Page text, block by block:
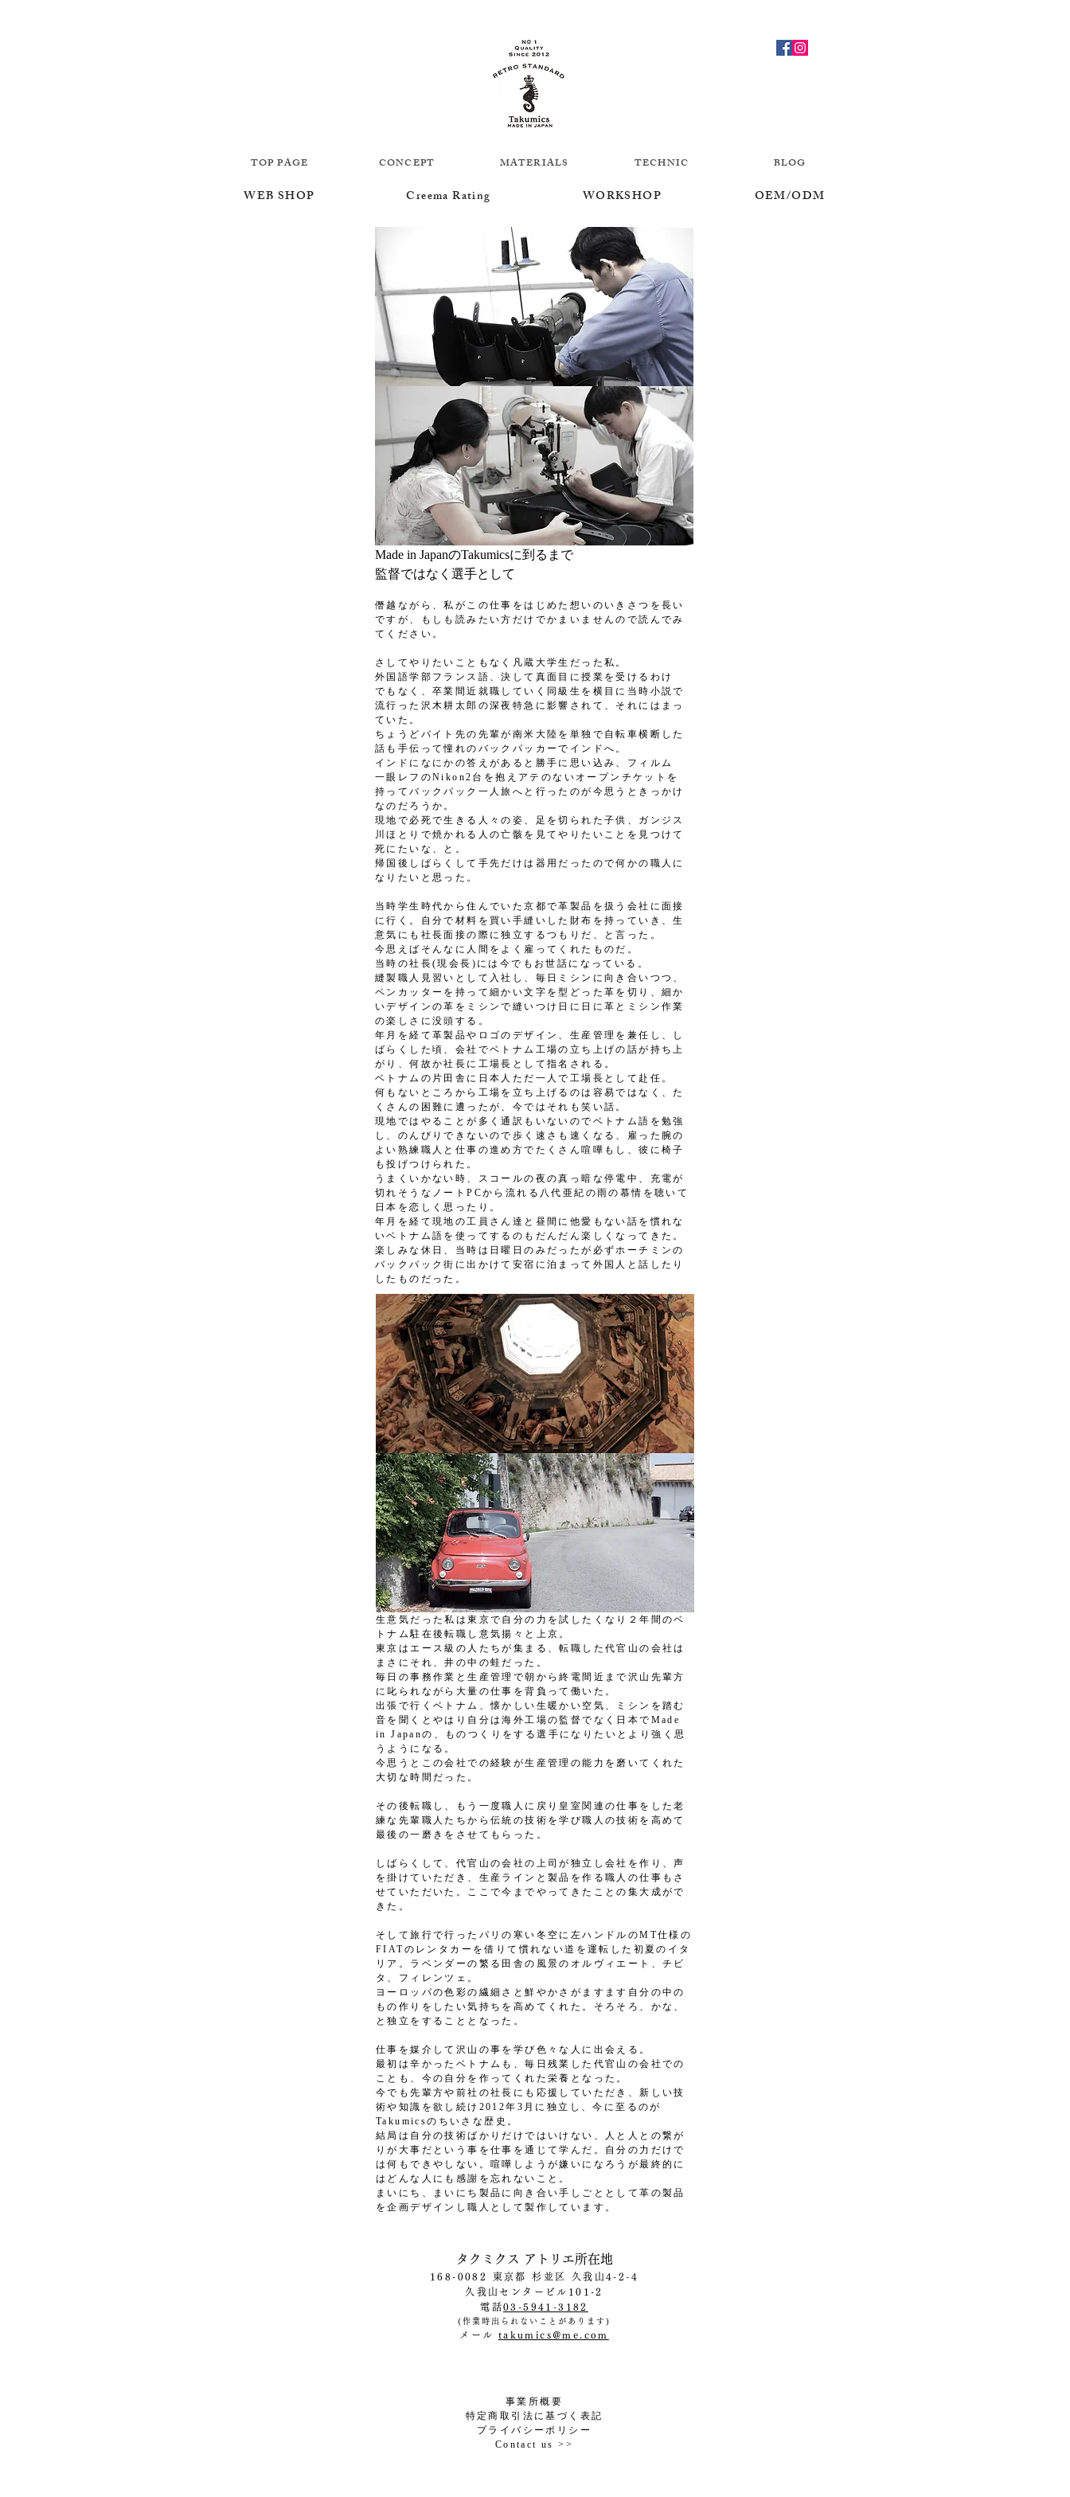
TOP PAGE CONCEPT MATERIALS TECHNIC BLOG
WEB SHOP Creema Rating WORKSHOP OEM/ODM
Made in JapanのTakumicsに到るまで
監督ではなく選手として
僭越ながら、私がこの仕事をはじめた想いのいきさつを長い
ですが、もしも読みたい方だけでかまいませんので読んでみ
てください。
さしてやりたいこともなく凡蔵大学生だった私。
外国語学部フランス語、決して真面目に授業を受けるわけ
でもなく、卒業間近就職していく同級生を横目に当時小説で
流行った沢木耕太郎の深夜特急に影響されて、それにはまっ
ていた。
ちょうどバイト先の先輩が南米大陸を単独で自転車横断した
話も手伝って憧れのバックパッカーでインドへ。
インドになにかの答えがあると勝手に思い込み、フィルム
一眼レフのNikon2台を抱えアテのないオープンチケットを
持ってバックパック一人旅へと行ったのが今思うときっかけ
なのだろうか。
現地で必死で生きる人々の姿、足を切られた子供、ガンジス
川ほとりで焼かれる人の亡骸を見てやりたいことを見つけて
死にたいな、と。
帰国後しばらくして手先だけは器用だったので何かの職人に
なりたいと思った。
当時学生時代から住んでいた京都で革製品を扱う会社に面接
に行く。自分で材料を買い手縫いした財布を持っていき、生
意気にも社長面接の際に独立するつもりだ、と言った。
今思えばそんなに人間をよく雇ってくれたものだ。
当時の社長(現会長)には今でもお世話になっている。
縫製職人見習いとして入社し、毎日ミシンに向き合いつつ、
ペンカッターを持って細かい文字を型どった革を切り、細か
いデザインの革をミシンで縫いつけ日に日に革とミシン作業
の楽しさに没頭する。
年月を経て革製品やロゴのデザイン、生産管理を兼任し、し
ばらくした頃、会社でベトナム工場の立ち上げの話が持ち上
がり、何故か社長に工場長として指名される。
ベトナムの片田舎に日本人ただ一人で工場長として赴任。
何もないところから工場を立ち上げるのは容易ではなく、た
くさんの困難に遭ったが、今ではそれも笑い話。
現地ではやることが多く通訳もいないのでベトナム語を勉強
し、のんびりできないので歩く速さも速くなる、雇った腕の
よい熟練職人と仕事の進め方でたくさん喧嘩もし、彼に椅子
も投げつけられた。
うまくいかない時、スコールの夜の真っ暗な停電中、充電が
切れそうなノートPCから流れる八代亜紀の雨の慕情を聴いて
日本を恋しく思ったり。
年月を経て現地の工員さん達と昼間に他愛もない話を慣れな
いベトナム語を使ってするのもだんだん楽しくなってきた。
楽しみな休日、当時は日曜日のみだったが必ずホーチミンの
バックパック街に出かけて安宿に泊まって外国人と話したり
したものだった。
生意気だった私は東京で自分の力を試したくなり２年間のベ
トナム駐在後転職し意気揚々と上京。
東京はエース級の人たちが集まる、転職した代官山の会社は
まさにそれ、井の中の蛙だった。
毎日の事務作業と生産管理で朝から終電間近まで沢山先輩方
に叱られながら大量の仕事を背負って働いた。
出張で行くベトナム、懐かしい生暖かい空気、ミシンを踏む
音を聞くとやはり自分は海外工場の監督でなく日本でMade
in Japanの、ものつくりをする選手になりたいとより強く思
うようになる。
今思うとこの会社での経験が生産管理の能力を磨いてくれた
大切な時間だった。
その後転職し、もう一度職人に戻り皇室関連の仕事をした老
練な先輩職人たちから伝統の技術を学び職人の技術を高めて
最後の一磨きをさせてもらった。
しばらくして、代官山 の会社の上司が独立し会社を作り、声
を掛けていただき、生産ラインと製品を作る職人の仕事もさ
せていただいた。 ここで今までやってきたことの集大成がで
きた。
そして旅行で行ったパリの寒い冬空に左ハンドルのMT仕様の
FIATのレンタカーを借りて慣れない道を運転した初夏のイタ
リア。ラベンダーの繁る田舎の風景のオルヴィエート、 チビ
タ、フィレンツェ。
ヨーロッパの色彩の繊細さと鮮やかさがますます自分の中の
もの作りをしたい気持ちを高めてくれた。そろそろ、かな、
と独立をすることとなった。
仕事を媒介して沢山の事を学び色々な人に出会える。
最初は辛かったベトナムも、毎日残業した代官山の会社での
ことも、今の自分を作ってくれた栄養となった。
今でも先輩方や前社の社長にも応援していただき、新しい技
術や知識を欲し続け2012年3月に独立し、今に至るのが
Takumicsのちいさな歴史。
​結局は自分の技術ばかりだけではいけない、人と人との繋が
りが大事だという事を仕事を通じて学んだ。自分の力だけで
は何もできやしない。喧嘩しようが嫌いになろうが最終的に
はどんな人にも感謝を忘れないこと。
まいにち、まいにち製品に向き合い手しごととして革の製品
を企画デザインし職人として製作しています。
タクミクス アトリエ所在地
168-0082 東京都 杉並区 久我山4-2- 4
久我山センタービル101-2
電話03-5941-3182
(作業時出られないことがあります)
メール takumics@me.com
事業所概要
特定商取引法に基づく表記
プライバシーポリシー
Contact us >>